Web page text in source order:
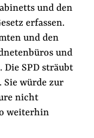
und den
erfassen.
und den
und
SPD sträubt
Sie würde zur
nicht
weiterhin